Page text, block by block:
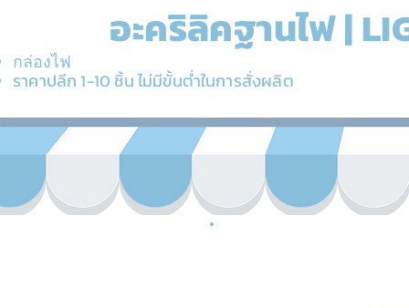
อะคริลิคฐานไฟ |
กล่องไฟ
ราคาปลีก 1-10 ชิ้น ไม่มีขั้นต่ำในการสั่งผลิต